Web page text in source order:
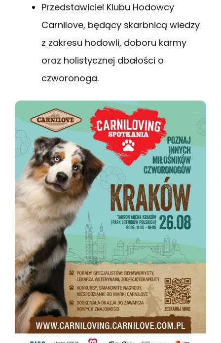
Przedstawiciel Klubu Hodowcy
Carnilove, będący skarbnicą wiedzy
z zakresu hodowli, doboru karmy
oraz holistycznej dbałości o
czworonoga.